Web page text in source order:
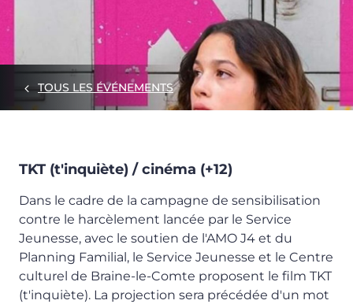
TOUS LES ÉVÉNEMENTS
TKT (t'inquiète) / cinéma (+12)
Dans le cadre de la campagne de sensibilisation
contre le harcèlement lancée par le Service
Jeunesse, avec le soutien de l'AMO J4 et du
Planning Familial, le Service Jeunesse et le Centre
culturel de Braine-le-Comte proposent le film TKT
(t'inquiète). La projection sera précédée d'un mot